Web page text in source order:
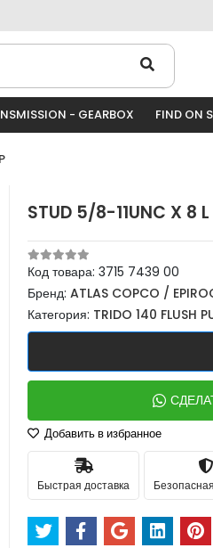
- GEARBOX FIND ON
STUD 5/8-11UNC X 8 L
Код товара: 3715 7439 00
Бренд: ATLAS COPCO /
Категория: TRIDO 140 FLUSH
Добавить в избранное
Быстрая доставка